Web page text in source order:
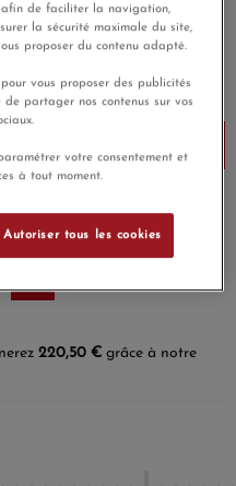
Payez en 4x ou 10x
sans frais
remboursé
220,50 € grâce à notre
de faciliter la navigation,
la sécurité maximale du site,
proposer du contenu adapté.
vous proposer des publicités
partager nos contenus sur vos
votre consentement et
à tout moment.
Autoriser tous les cookies